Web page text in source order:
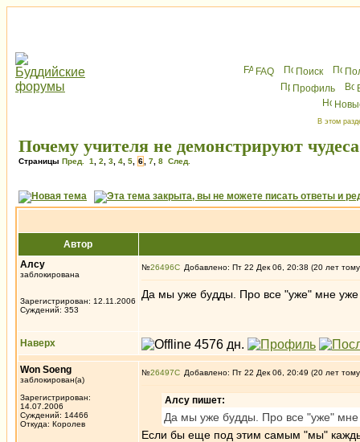
FAQ Поиск
Профиль
В этом
Почему учителя не демонстрируют
Страницы Пред. 1 2 3 4 5 6 7 8 След.
Автор
Алсу
заблокирована
Зарегистрирован: 12.11.2006
Суждений: 353
№26496 Добавлено: Пт 22 Дек 06, 20:38 (20 лет
Да мы уже будды. Про все "уже" мне
Наверх
Won Soeng
заблокирован(а)
Зарегистрирован:
14.07.2006
Суждений: 14466
Откуда: Королев
№26497 Добавлено: Пт 22 Дек 06, 20:49 (20 лет
Алсу пишет:
Да мы уже будды. Про все "уже"
Если бы еще под этим самым "мы"